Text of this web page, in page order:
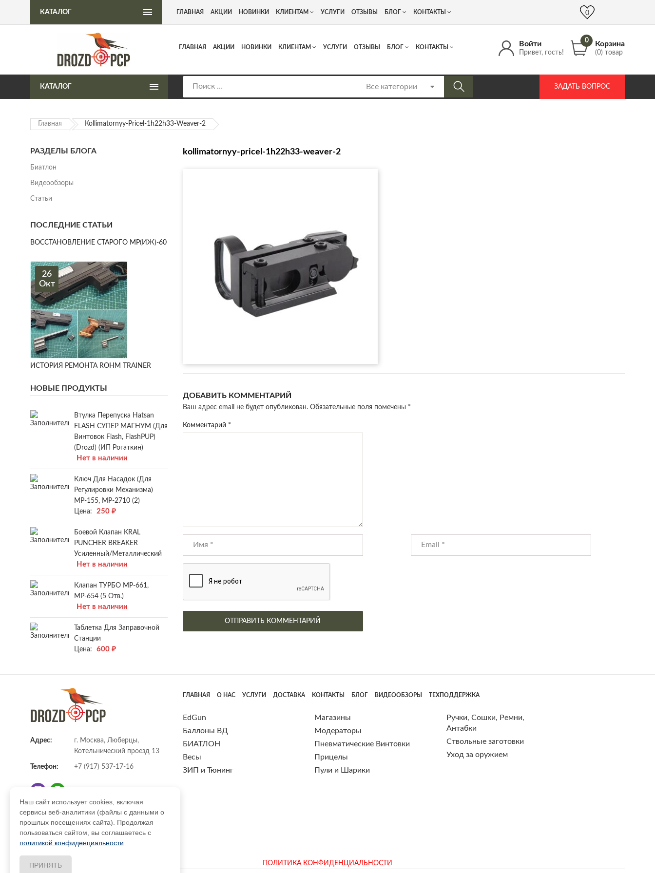
Интернет-магазин пневматического оружия Адрес: г. Москва, Люберцы, Котельнический проезд 13 +7 (917) 537 17 16 info@DrozdPcp.ru
Войти
Привет, гость!
0 Корзина
(0) товар
ГЛАВНАЯ АКЦИИ НОВИНКИ КЛИЕНТАМ УСЛУГИ ОТЗЫВЫ БЛОГ КОНТАКТЫ
КАТАЛОГ ЗАДАТЬ ВОПРОС
КАТАЛОГ ГЛАВНАЯ АКЦИИ НОВИНКИ КЛИЕНТАМ УСЛУГИ ОТЗЫВЫ БЛОГ КОНТАКТЫ 0
Главная Kollimatornyy-Pricel-1h22h33-Weaver-2
kollimatornyy-pricel-1h22h33-weaver-2
ДОБАВИТЬ КОММЕНТАРИЙ
Ваш адрес email не будет опубликован. Обязательные поля помечены *
Комментарий *
РАЗДЕЛЫ БЛОГА
Биатлон
Видеообзоры
Статьи
ПОСЛЕДНИЕ СТАТЬИ
ВОССТАНОВЛЕНИЕ СТАРОГО МР(ИЖ)-60
26
Окт
ИСТОРИЯ РЕМОНТА ROHM TRAINER
НОВЫЕ ПРОДУКТЫ
Втулка Перепуска Hatsan
FLASH СУПЕР МАГНУМ (для
Винтовок Flash, FlashPUP)
(Drozd) (ИП Рогаткин)
Нет в наличии
Ключ Для Насадок (для
Регулировки Механизма)
МР-155, МР-2710 (2)
Цена:
250 ₽
Боевой Клапан KRAL
PUNCHER BREAKER
Усиленный/металлический
Нет в наличии
Клапан ТУРБО МР-661,
МР-654 (5 Отв.)
Нет в наличии
Таблетка Для Заправочной
Станции
Цена:
600 ₽
Адрес:
г. Москва, Люберцы,
Котельнический проезд 13
Телефон: +7 (917) 537-17-16
E-mail: info@DrozdPcp.ru
ГЛАВНАЯ О НАС УСЛУГИ ДОСТАВКА КОНТАКТЫ БЛОГ ВИДЕООБЗОРЫ ТЕХПОДДЕРЖКА
EdGun
Баллоны ВД
БИАТЛОН
Весы
ЗИП и Тюнинг
Магазины
Модераторы
Пневматические Винтовки
Прицелы
Пули и Шарики
Ручки, Сошки, Ремни,
Антабки
Ствольные заготовки
Уход за оружием
ПОЛИТИКА КОНФИДЕНЦИАЛЬНОСТИ
Наш сайт использует cookies, включая
сервисы веб-аналитики (файлы с данными о
прошлых посещениях сайта). Продолжая
пользоваться сайтом, вы соглашаетесь с
политикой конфиденциальности
ПРИНЯТЬ